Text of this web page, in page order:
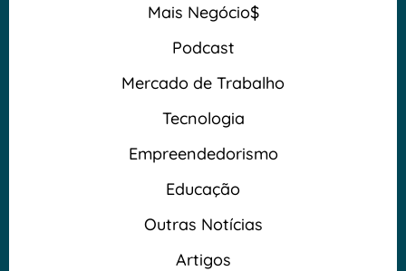
Mais Negócio$
Podcast
Mercado de Trabalho
Tecnologia
Empreendedorismo
Educação
Outras Notícias
Artigos